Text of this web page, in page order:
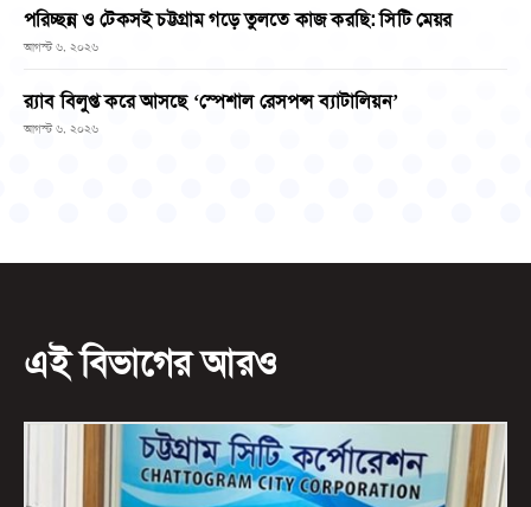
পরিচ্ছন্ন ও টেকসই চট্টগ্রাম গড়ে তুলতে কাজ করছি: সিটি মেয়র
আগস্ট ৬, ২০২৬
র‌্যাব বিলুপ্ত করে আসছে ‘স্পেশাল রেসপন্স ব্যাটালিয়ন’
আগস্ট ৬, ২০২৬
এই বিভাগের আরও